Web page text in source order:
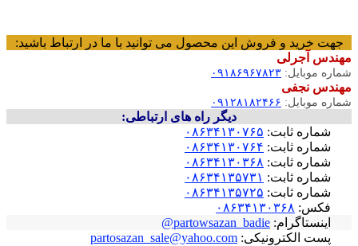
جهت خرید و فروش این محصول می توانید با ما در ارتباط باشید:
مهندس آجرلی
شماره موبایل: ۰۹۱۸۶۹۶۷۸۲۳
مهندس نجفی
شماره موبایل: ۰۹۱۲۸۱۸۲۴۶۶
دیگر راه های ارتباطی:
شماره ثابت: ۰۸۶۳۴۱۳۰۷۶۵
شماره ثابت: ۰۸۶۳۴۱۳۰۷۶۴
شماره ثابت: ۰۸۶۳۴۱۳۰۳۶۸
شماره ثابت: ۰۸۶۳۴۱۳۵۷۳۱
شماره ثابت: ۰۸۶۳۴۱۳۵۷۲۵
فکس: ۰۸۶۳۴۱۳۰۳۶۸
اینستاگرام: partowsazan_badie@
پست الکترونیکی: partosazan_sale@yahoo.com